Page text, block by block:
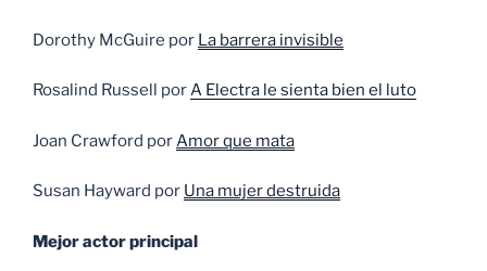
Dorothy McGuire por La barrera invisible
Rosalind Russell porA Electra le sienta bien el luto
Joan Crawford por Amor que mata
Susan Hayward por Una mujer destruida
Mejor actor principal